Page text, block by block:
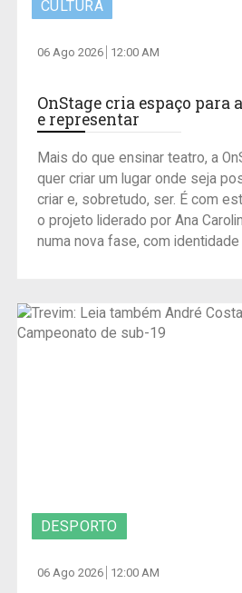
CULTURA
06 Ago 2026 12:00 AM
OnStage cria espaço para
e representar
Mais do que ensinar teatro, a
quer criar um lugar onde seja
criar e, sobretudo, ser. É com
o projeto liderado por Ana
numa nova fase, com identidade
DESPORTO
06 Ago 2026 12:00 AM